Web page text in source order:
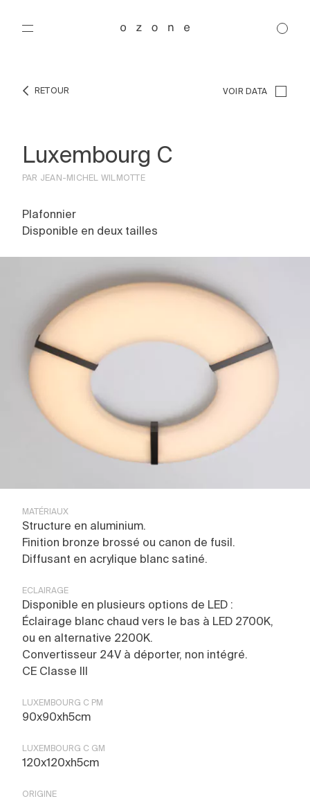
Produits
Suspension
Plafonnier
Lampadaire
TOUT VOIR
Régis Botta
Gounot & Jähnke
Gaëlle Lauriot-Prévost et Dominique Perrault
Pierre Paulin
Glenn Sestig
Jean-Michel Wilmotte
Collections
Classique
Embrun
Furtiv
Joseph Dirand
Line
Luxembourg
Marienbad
Parisienne
Pierre Paulin
Tennessee
Projets
Résidentiel
Yacht
Corporate
Restaurant
Hôtel
Retail
Culte
Installation Lumineuse
Partenariat
Histoire
À propos
Expositions
Presse
Magazines
Contact
RETOUR
Luxembourg C
PAR JEAN-MICHEL WILMOTTE
Plafonnier
Disponible en deux tailles
VOIR DATA
MATÉRIAUX
Structure en aluminium.
Finition bronze brossé ou canon de fusil.
Diffusant en acrylique blanc satiné.
ECLAIRAGE
Disponible en plusieurs options de LED :
Éclairage blanc chaud vers le bas à LED 2700K,
ou en alternative 2200K.
Convertisseur 24V à déporter, non intégré.
CE Classe III
LUXEMBOURG C PM
90x90xh5cm
LUXEMBOURG C GM
120x120xh5cm
ORIGINE